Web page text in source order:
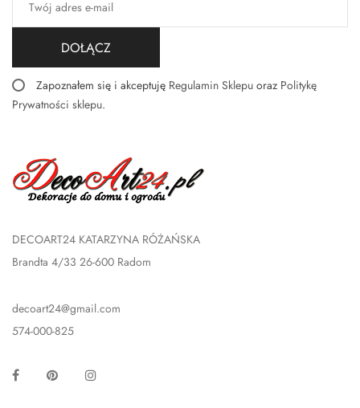
DOŁĄCZ
Zapoznałem się i akceptuję Regulamin Sklepu oraz Politykę
Prywatności sklepu.
DECOART24 KATARZYNA RÓŻAŃSKA
Brandta 4/33 26-600 Radom
decoart24@gmail.com
574-000-825
Facebook Pinterest